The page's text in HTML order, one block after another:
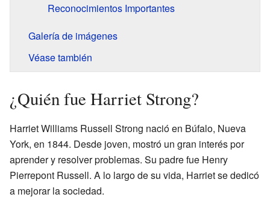
Reconocimientos Importantes
Galería de imágenes
Véase también
¿Quién fue Harriet Strong?
Harriet Williams Russell Strong nació en Búfalo, Nueva
York, en 1844. Desde joven, mostró un gran interés por
aprender y resolver problemas. Su padre fue Henry
Pierrepont Russell. A lo largo de su vida, Harriet se dedicó
a mejorar la sociedad.